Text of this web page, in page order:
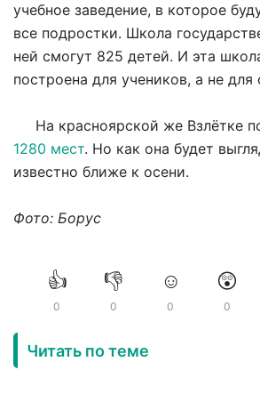
учебное заведение, в которое
все подростки. Школа
ней смогут 825 детей. И эта
построена для учеников, а не для
На красноярской же Взлётке
1280 мест. Но как она будет
известно ближе к осени.
Фото: Борус
👍
0
👎
0
☺️
0
😲
0
Читать по теме